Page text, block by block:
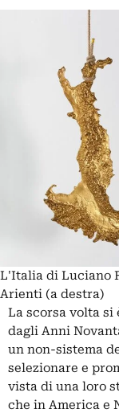
L'Italia di Luciano
Arienti (a destra)
La scorsa volta si
dagli Anni
un non-sistema
selezionare e
vista di una loro
che in America e